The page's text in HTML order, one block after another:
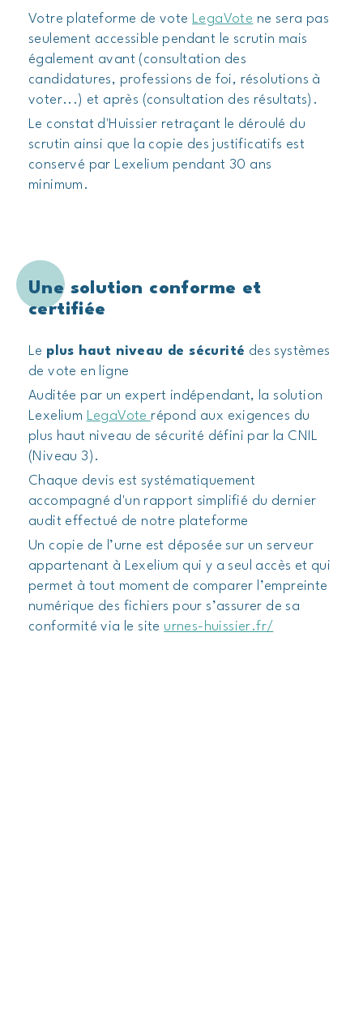
Votre plateforme de vote LegaVote ne sera pas
seulement accessible pendant le scrutin mais
également avant (consultation des
candidatures, professions de foi, résolutions à
voter...) et après (consultation des résultats).
Le constat d'Huissier retraçant le déroulé du
scrutin ainsi que la copie des justificatifs est
conservé par Lexelium pendant 30 ans
minimum.
Une solution conforme et
certifiée
Le plus haut niveau de sécurité des systèmes
de vote en ligne
Auditée par un expert indépendant, la solution
Lexelium LegaVote répond aux exigences du
plus haut niveau de sécurité défini par la CNIL
(Niveau 3).
Chaque devis est systématiquement
accompagné d'un rapport simplifié du dernier
audit effectué de notre plateforme
Un copie de l’urne est déposée sur un serveur
appartenant à Lexelium qui y a seul accès et qui
permet à tout moment de comparer l’empreinte
numérique des fichiers pour s’assurer de sa
conformité via le site urnes-huissier.fr/